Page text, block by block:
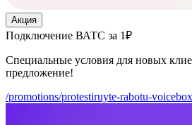
Акция
Подключение ВАТС за 1₽
Специальные условия для новых
предложение!
/promotions/protestiruyte-rabotu-